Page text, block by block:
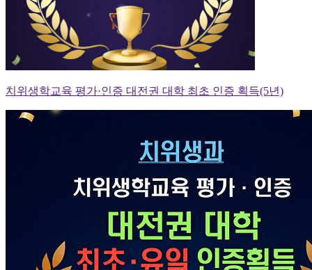
치위생학교육 평가·인증 대전권 대학 최초 인증 획득(5년)